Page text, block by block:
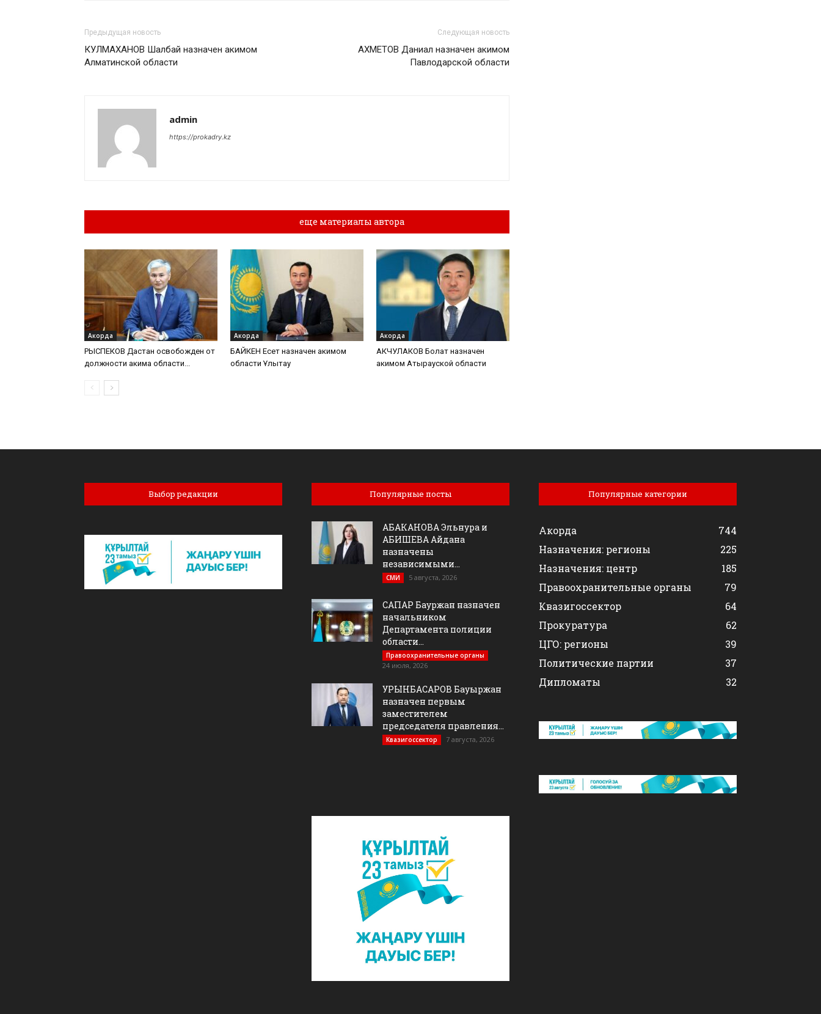
Предыдущая новость
КУЛМАХАНОВ Шалбай назначен акимом
Алматинской области
Следующая новость
АХМЕТОВ Даниал назначен акимом
Павлодарской области
admin
https://prokadry.kz
еще материалы автора
Акорда
РЫСПЕКОВ Дастан освобожден от
должности акима области...
Акорда
БАЙКЕН Есет назначен акимом
области Ұлытау
Акорда
АКЧУЛАКОВ Болат назначен
акимом Атырауской области
Выбор редакции Популярные посты
АБАКАНОВА Эльнура и
АБИШЕВА Айдана
назначены
независимыми...
СМИ 5 августа, 2026
САПАР Бауржан назначен
начальником
Департамента полиции
области...
Правоохранительные органы
24 июля, 2026
УРЫНБАСАРОВ Бауыржан
назначен первым
заместителем
председателя правления...
Квазигоссектор 7 августа, 2026
Популярные категории
Акорда
744
Назначения: регионы
225
Назначения: центр
185
Правоохранительные органы
79
Квазигоссектор
64
Прокуратура
62
ЦГО: регионы
39
Политические партии
37
Дипломаты
32